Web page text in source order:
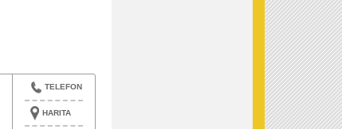
TELEFON
HARITA